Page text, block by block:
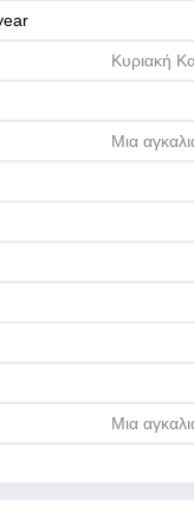
Κυριακή
Μια
Μια